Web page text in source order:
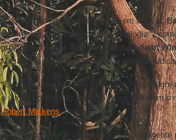
A direita não estava interessada em brincar.
movimento, muito menos uma ideologia!”,
próximos do papa emérito a
Michael Sean
Mas foi isso que aconteceu e acabou
“Eles são uma pequena minoria dentro da
o último pontificado, a ponto de se tornarem o
Robert Mickens, doLa Croix
De fato, apesar do tratamento mais